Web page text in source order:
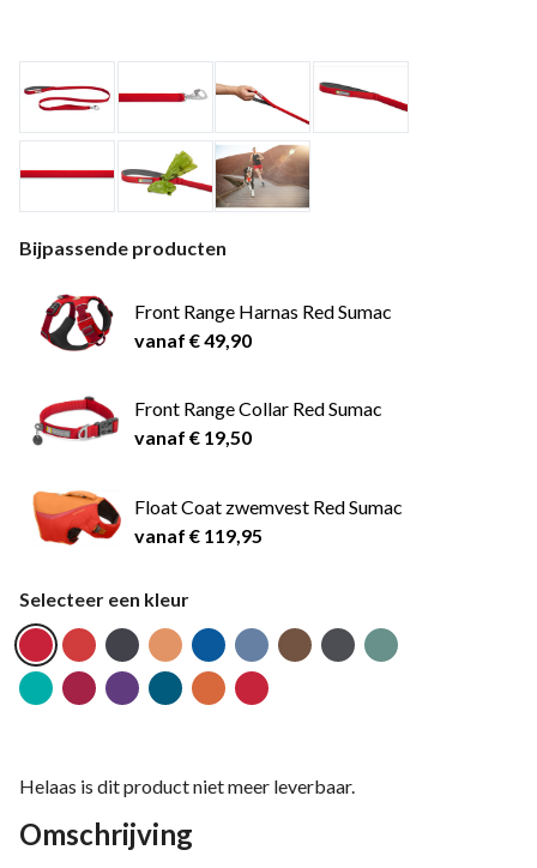
Bijpassende producten
Front Range Harnas Red Sumac
vanaf € 49,90
Front Range Collar Red Sumac
vanaf € 19,50
Float Coat zwemvest Red Sumac
vanaf € 119,95
Selecteer een kleur
Helaas is dit product niet meer leverbaar.
Omschrijving